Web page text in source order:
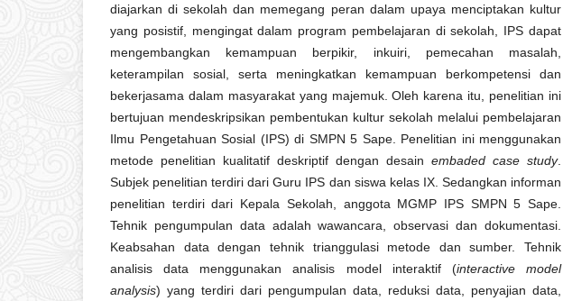
diajarkan di sekolah dan memegang peran dalam upaya menciptakan kultur
yang posistif, mengingat dalam program pembelajaran di sekolah, IPS dapat
mengembangkan kemampuan berpikir, inkuiri, pemecahan masalah,
keterampilan sosial, serta meningkatkan kemampuan berkompetensi dan
bekerjasama dalam masyarakat yang majemuk. Oleh karena itu, penelitian ini
bertujuan mendeskripsikan pembentukan kultur sekolah melalui pembelajaran
Ilmu Pengetahuan Sosial (IPS) di SMPN 5 Sape. Penelitian ini menggunakan
metode penelitian kualitatif deskriptif dengan desain embaded case study.
Subjek penelitian terdiri dari Guru IPS dan siswa kelas IX. Sedangkan informan
penelitian terdiri dari Kepala Sekolah, anggota MGMP IPS SMPN 5 Sape.
Tehnik pengumpulan data adalah wawancara, observasi dan dokumentasi.
Keabsahan data dengan tehnik trianggulasi metode dan sumber. Tehnik
analisis data menggunakan analisis model interaktif (interactive model
analysis) yang terdiri dari pengumpulan data, reduksi data, penyajian data,